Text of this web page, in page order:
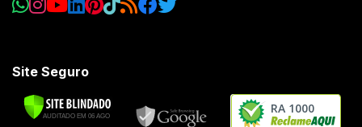
Site Seguro
RA 1000